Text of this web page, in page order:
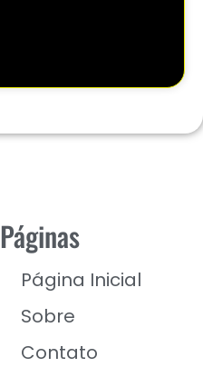
Páginas
Página Inicial
Sobre
Contato